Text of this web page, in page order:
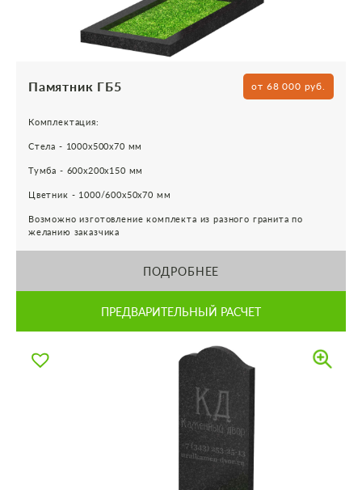
Памятник ГБ5 от 68 000 руб.
Комплектация:
Стела - 1000х500х70 мм
Тумба - 600х200х150 мм
Цветник - 1000/600х50х70 мм
Возможно изготовление комплекта из разного гранита по
желанию заказчика
ПОДРОБНЕЕ
ПРЕДВАРИТЕЛЬНЫЙ РАСЧЕТ